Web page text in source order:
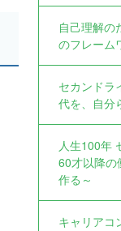
自己理解の
のフレーム
セカンドラ
代を、自分
人生100年
60才以降の
作る～
キャリアコ